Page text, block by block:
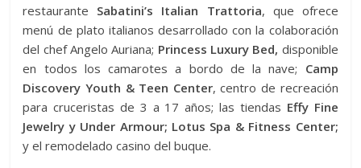
restaurante Sabatini’s Italian Trattoria, que ofrece
menú de plato italianos desarrollado con la colaboración
del chef Angelo Auriana; Princess Luxury Bed, disponible
en todos los camarotes a bordo de la nave; Camp
Discovery Youth & Teen Center, centro de recreación
para cruceristas de 3 a 17 años; las tiendas Effy Fine
Jewelry y Under Armour; Lotus Spa & Fitness Center;
y el remodelado casino del buque.